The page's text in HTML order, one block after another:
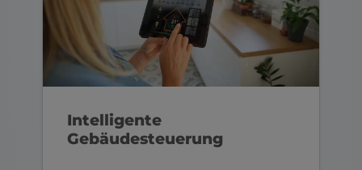
Intelligente
Gebäudesteuerung